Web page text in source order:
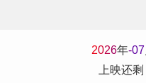
2026年-07
上映还剩